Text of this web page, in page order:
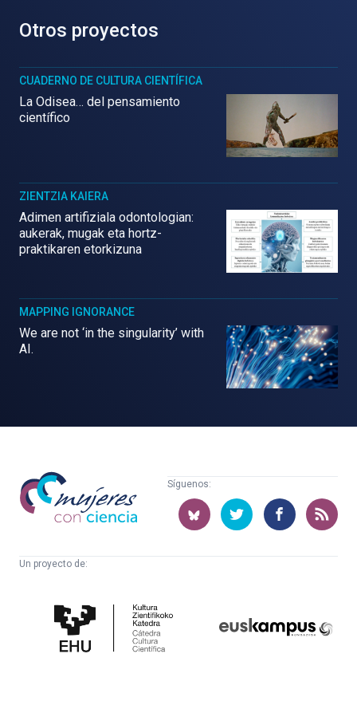
Otros proyectos
CUADERNO DE CULTURA CIENTÍFICA
La Odisea… del pensamiento
científico
ZIENTZIA KAIERA
Adimen artifiziala odontologian:
aukerak, mugak eta hortz-
praktikaren etorkizuna
MAPPING IGNORANCE
We are not ‘in the singularity’ with
AI.
Mujeres
con
ciencia
Síguenos:
Un proyecto de:
Cultura
Científica